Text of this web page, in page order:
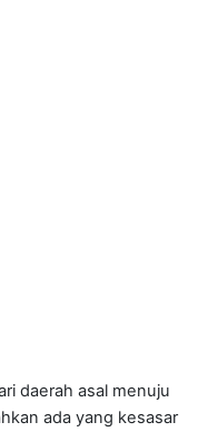
daerah asal menuju
ada yang kesasar